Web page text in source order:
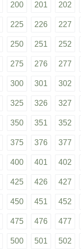
200 201 202
225 226 227
250 251 252
275 276 277
300 301 302
325 326 327
350 351 352
375 376 377
400 401 402
425 426 427
450 451 452
475 476 477
500 501 502